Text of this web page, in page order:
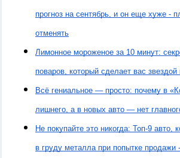
прогноз на сентябрь, и он еще хуже -
отменять
Лимонное мороженое за 10 минут:
поваров, который сделает вас звездой
Всё гениальное — просто: почему в
лишнего, а в новых авто — нет
Не покупайте это никогда: Топ-9 авто,
в груду металла при попытке